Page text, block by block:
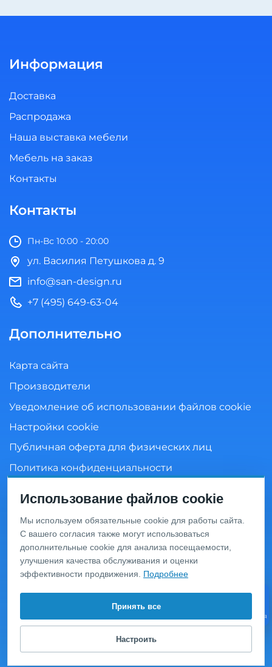
консультация
Информация
Доставка
Распродажа
Наша выставка мебели
Мебель на заказ
Контакты
Контакты
Пн-Вс 10:00 - 20:00
ул. Василия Петушкова д. 9
info@san-design.ru
+7 (495) 649-63-04
Дополнительно
Карта сайта
Производители
Уведомление об использовании файлов cookie
Настройки cookie
Публичная оферта для физических лиц
Политика конфиденциальности
Информация о ценах и товарах на данном сайте носит
информационный характер и не является публичной
офертой, определяемой положениями Статьи 437 ГК
РФ. Перед оформлением заказа уточняйте актуальную
цену у менеджера по телефону.
© 2020 Интернет-магазин сантехники «San-Design»,
Москва, ул. Василия Петушкова д. 9, тел.:
63-04.
Использование файлов cookie
Мы используем обязательные cookie для работы сайта.
С вашего согласия также могут использоваться
дополнительные cookie для анализа посещаемости,
улучшения качества обслуживания и оценки
эффективности продвижения. Подробнее
Принять все
Настроить